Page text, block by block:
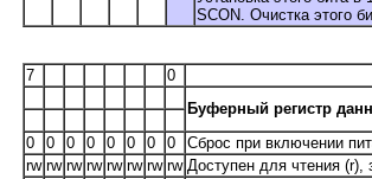
SCON. Очистка этого
7
0
Буферный регистр
0
0 0 0 0 0 0 0
Сброс при включении
rw rw rw rw rw rw rw rw Доступен для чтения (r),